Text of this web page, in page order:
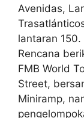
Avenidas,
lantaran
Rencana
FMB World
Street,
Miniramp,